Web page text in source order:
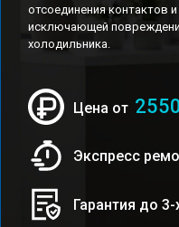
отсоединения контактов
исключающей
холодильника.
Цена от 2550
Экспресс
Гарантия до 3-